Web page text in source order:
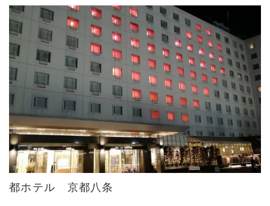
都ホテル 京都八条